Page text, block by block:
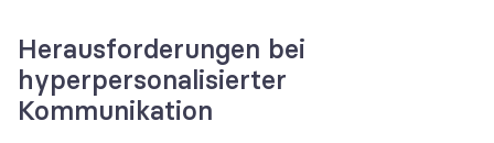
Herausforderungen bei
hyperpersonalisierter
Kommunikation